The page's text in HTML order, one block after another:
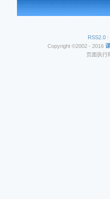
RSS2.0 |
Copyright ©2002 - 2016
页面执行